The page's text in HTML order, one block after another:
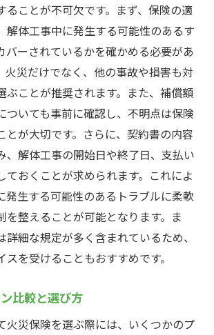
ることが不可欠です。まず、保険の適
解体工事中に発生する可能性のあるす
バーされているかを確かめる必要があ
火災だけでなく、他の事故や損害も対
ぶことが推奨されます。また、補償額
ついても事前に確認し、不明点は保険
とが大切です。さらに、契約書の内容
、解体工事の開始日や終了日、支払い
ておくことが求められます。これによ
発生する可能性のあるトラブルに柔軟
を整えることが可能となります。ま
詳細な規定が多く含まれているため、
を受けることもおすすめです。
比較と選び方
火災保険を選ぶ際には、いくつかのプ